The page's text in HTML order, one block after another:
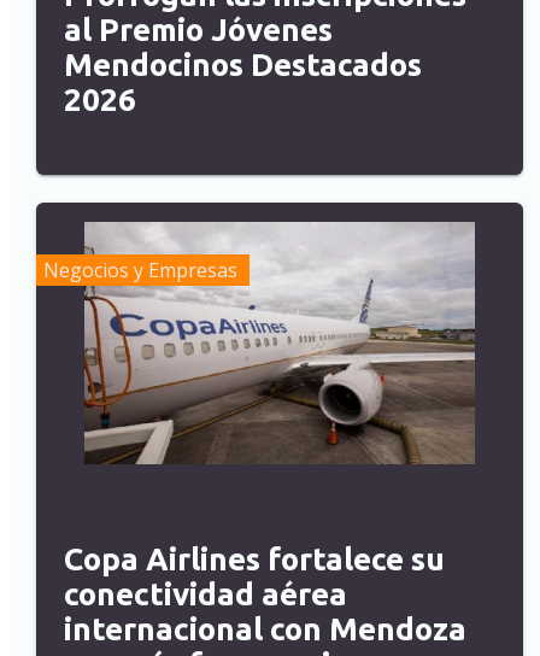
al Premio Jóvenes
Mendocinos Destacados
2026
Negocios y Empresas
Copa Airlines fortalece su
conectividad aérea
internacional con Mendoza